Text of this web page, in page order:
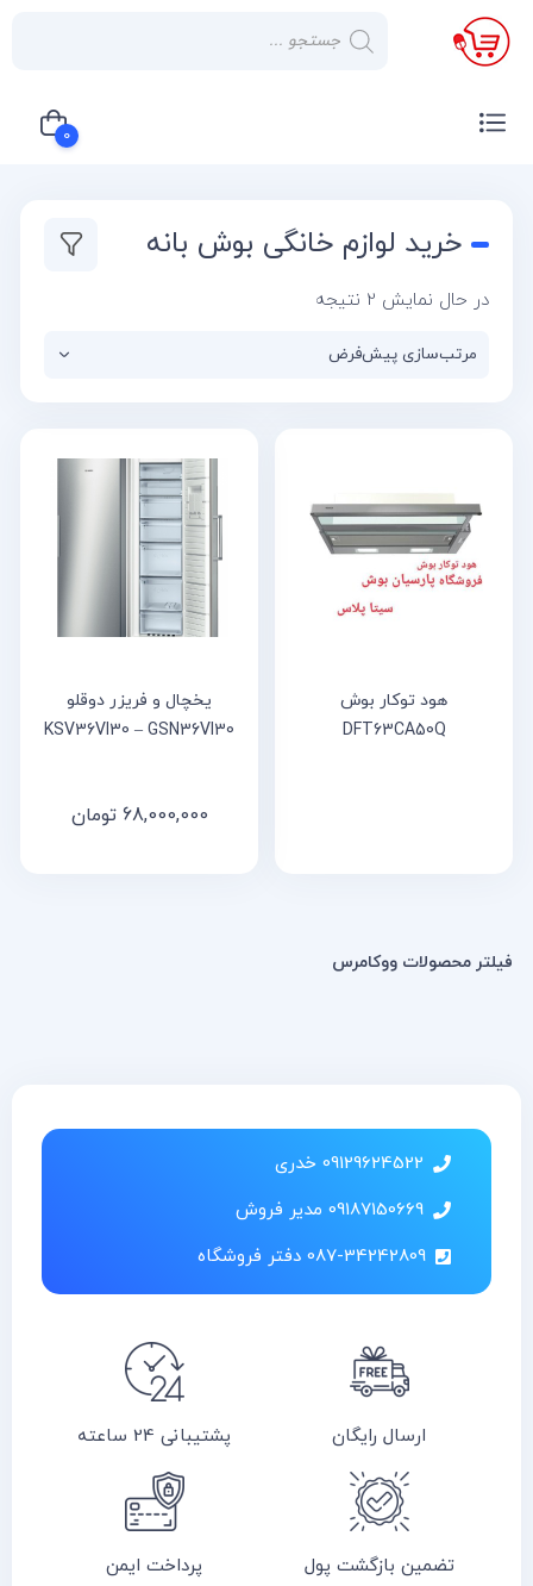
×
صفحه
صوتی و
گازی
لوازم
آشپز
خانه
0
سبد خرید شما خالی است
خرید لوازم خانگی بوش بانه
در حال نمایش 2 نتیجه
هود توکار بوش
DFT63CA50Q
یخچال و فریزر دوقلو
KSV36VI30 – GSN36VI30
68,000,000 تومان
فیلتر محصولات ووکامرس
09129624522 خدری
09187150669 مدیر فروش
087-34242809 دفتر فروشگاه
ارسال رایگان پشتیبانی 24 ساعته
تضمین بازگشت پول پرداخت ایمن